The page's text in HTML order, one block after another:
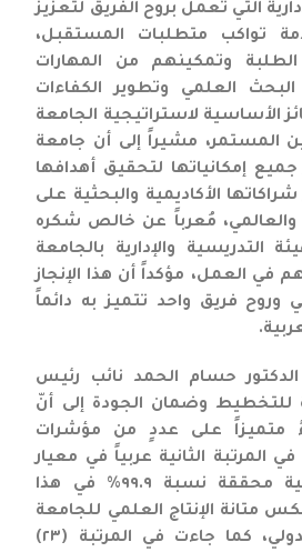
التي تعمل بروح الفريق لتعزيز
تواكب متطلبات المستقبل،
وتمكينهم من المهارات
العلمي وتطوير الكفاءات
الأساسية لاستراتيجية الجامعة
المستمر، مشيراً إلى أن جامعة
إمكانياتها لتحقيق أهدافها
الأكاديمية والبحثية على
والعالمي، مُعرباً عن خالص شكره
التدريسية والإدارية بالجامعة
في العمل، مؤكداً أن هذا الإنجاز
فريق واحد تتميز به دائماً
الدكتور حسام الحمد نائب رئيس
للتخطيط وضمان الجودة إلى أنّ
متميزاً على عددٍ من مؤشرات
المرتبة الثانية عربياً في معيار
الاستشهادات البحثية محققة نسبة ٩٩.٩% في هذا
متانة الإنتاج العلمي للجامعة
وتأثيره الإقليمي والدولي، كما جاءت في المرتبة (٢٣)